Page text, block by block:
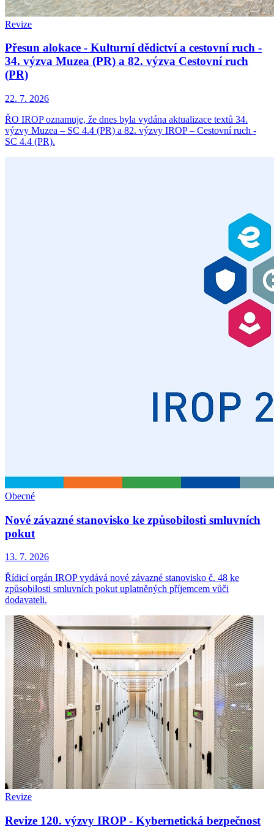
Revize
Přesun alokace - Kulturní dědictví a cestovní ruch -
34. výzva Muzea (PR) a 82. výzva Cestovní ruch
(PR)
22. 7. 2026
ŘO IROP oznamuje, že dnes byla vydána aktualizace textů 34.
výzvy Muzea – SC 4.4 (PR) a 82. výzvy IROP – Cestovní ruch -
SC 4.4 (PR).
Obecné
Nové závazné stanovisko ke způsobilosti smluvních
pokut
13. 7. 2026
Řídicí orgán IROP vydává nové závazné stanovisko č. 48 ke
způsobilosti smluvních pokut uplatněných příjemcem vůči
dodavateli.
Revize
Revize 120. výzvy IROP - Kybernetická bezpečnost